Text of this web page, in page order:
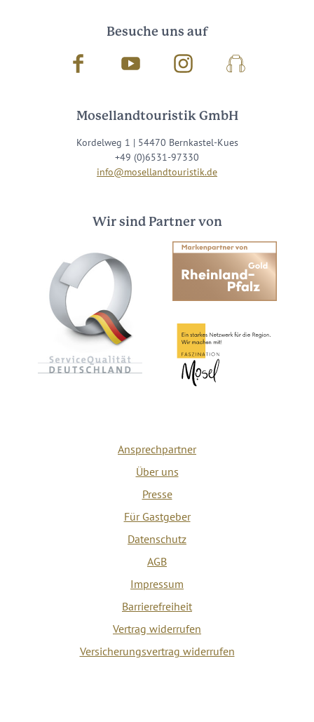
Besuche uns auf
Facebook Youtube InstagramPodcast
Mosellandtouristik GmbH
Kordelweg 1 | 54470 Bernkastel-Kues
+49 (0)6531-97330
info@mosellandtouristik.de
Wir sind Partner von
Ansprechpartner
Über uns
Presse
Für Gastgeber
Datenschutz
AGB
Impressum
Barrierefreiheit
Vertrag widerrufen
Versicherungsvertrag widerrufen